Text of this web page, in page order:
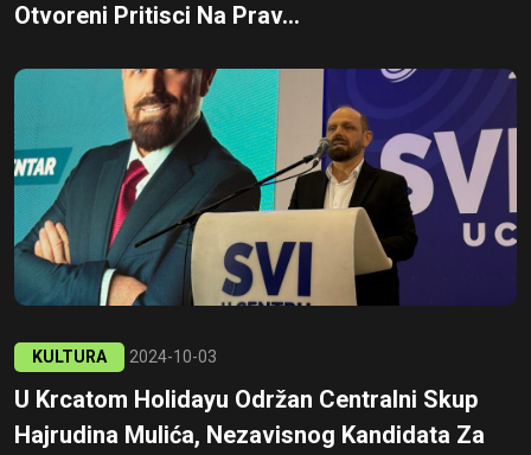
Otvoreni Pritisci Na Prav...
KULTURA 2024-10-03
U Krcatom Holidayu Održan Centralni Skup
Hajrudina Mulića, Nezavisnog Kandidata Za